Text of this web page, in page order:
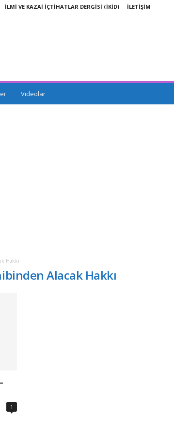
İLMİ VE KAZAİ İÇTİHATLAR DERGİSİ (İKİD) İLETİŞİM
Videolar
Hakkı
Alacak Hakkı
1